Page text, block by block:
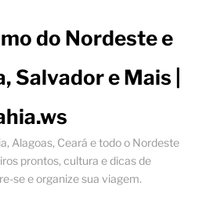
do Nordeste e
Salvador e Mais |
Alagoas, Ceará e todo o Nordeste
prontos, cultura e dicas de
se e organize sua viagem.